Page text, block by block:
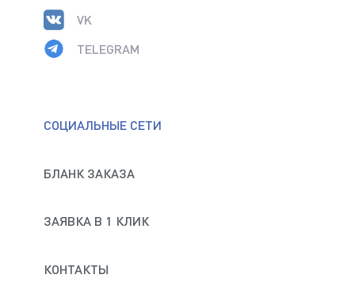
СОЦИАЛЬНЫЕ СЕТИ
БЛАНК ЗАКАЗА
ЗАЯВКА В 1 КЛИК
КОНТАКТЫ
VK
TELEGRAM